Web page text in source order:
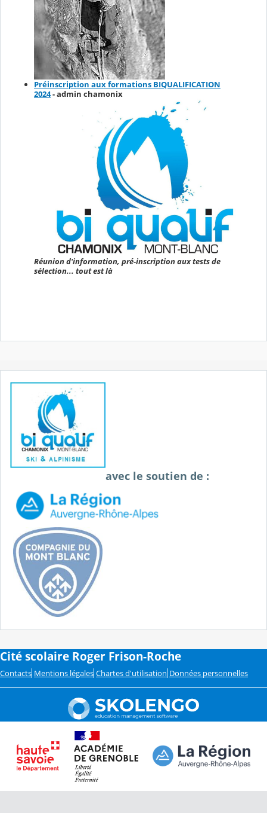
Préinscription aux formations BIQUALIFICATION
2024- admin chamonix
Réunion d'information, pré-inscription aux tests de
sélection... tout est là
avec le soutien de :
Cité scolaire Roger Frison-Roche
Contacts Mentions légales Chartes d'utilisation Données personnelles